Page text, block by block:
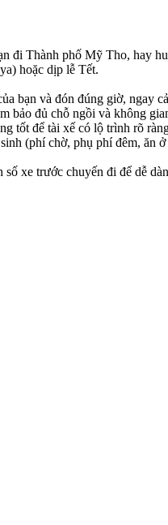
đi Thành phố Mỹ Tho, hay
hoặc dịp lễ Tết.
bạn và đón đúng giờ, ngay
bảo đủ chỗ ngồi và không
tốt để tài xế có lộ trình rõ
(phí chờ, phụ phí đêm,
xe trước chuyến đi để dễ